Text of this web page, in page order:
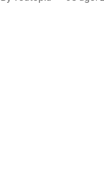
proyecto que